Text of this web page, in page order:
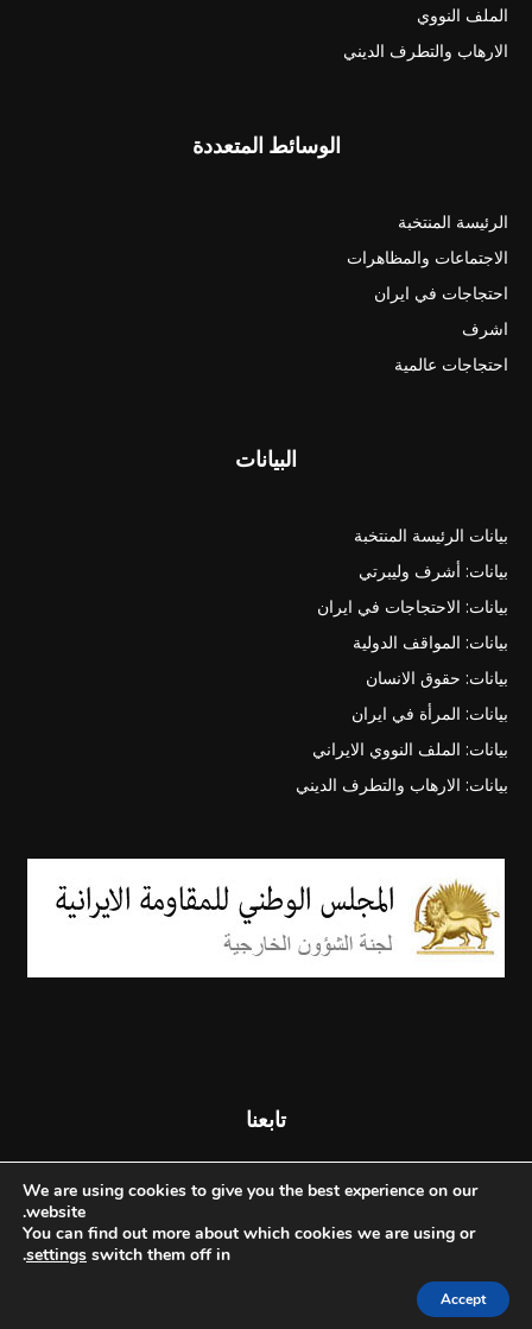
الملف النووي
الارهاب والتطرف الديني
الوسائط المتعددة
الرئيسة المنتخبة
الاجتماعات والمظاهرات
احتجاجات في ايران
اشرف
احتجاجات عالمية
البيانات
بيانات الرئيسة المنتخبة
بيانات: أشرف وليبرتي
بيانات: الاحتجاجات في ايران
بيانات: المواقف الدولية
بيانات: حقوق الانسان
بيانات: المرأة في ايران
بيانات: الملف النووي الايراني
بيانات: الارهاب والتطرف الديني
تابعنا
© جميع الحقوق محفوظة - المجلس الوطني للمقاومة الإيرانية - 2026
We are using cookies to give you the best experience on our
website.
You can find out more about which cookies we are using or
switch them off in
settings
.
Accept